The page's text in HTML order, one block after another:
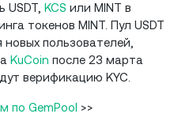
KCS или MINT в
токенов MINT. Пул USDT
пользователей,
KuCoin после 23 марта
верификацию KYC.
по GemPool >>